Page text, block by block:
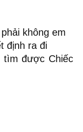
không em
định ra đi
tìm được Chiếc